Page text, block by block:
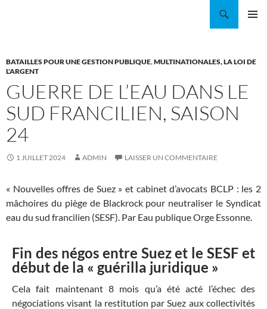
BATAILLES POUR UNE GESTION PUBLIQUE,MULTINATIONALES, LA LOI DE
L'ARGENT
GUERRE DE L’EAU DANS LE
SUD FRANCILIEN, SAISON
24
1 JUILLET 2024 ADMIN LAISSER UN COMMENTAIRE
« Nouvelles offres de Suez » et cabinet d’avocats BCLP : les 2
mâchoires du piège de Blackrock pour neutraliser le Syndicat
eau du sud francilien (SESF). Par Eau publique Orge Essonne.
Fin des négos entre Suez et le SESF et
début de la « guérilla juridique »
Cela fait maintenant 8 mois qu’a été acté l’échec des
négociations visant la restitution par Suez aux collectivités